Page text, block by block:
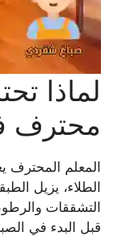
لماذا
محترف
المعلم المحترف
الطلاء، يزيل
التشققات
قبل البدء في